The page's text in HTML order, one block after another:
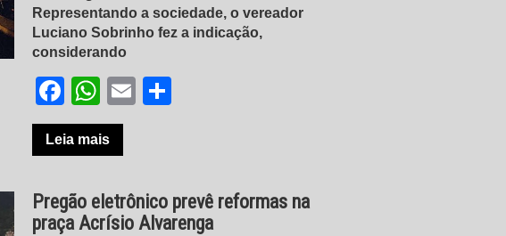
Representando a sociedade, o vereador
Luciano Sobrinho fez a indicação,
considerando
Facebook
WhatsApp
Email
Leia mais
Pregão eletrônico prevê reformas na
praça Acrísio Alvarenga